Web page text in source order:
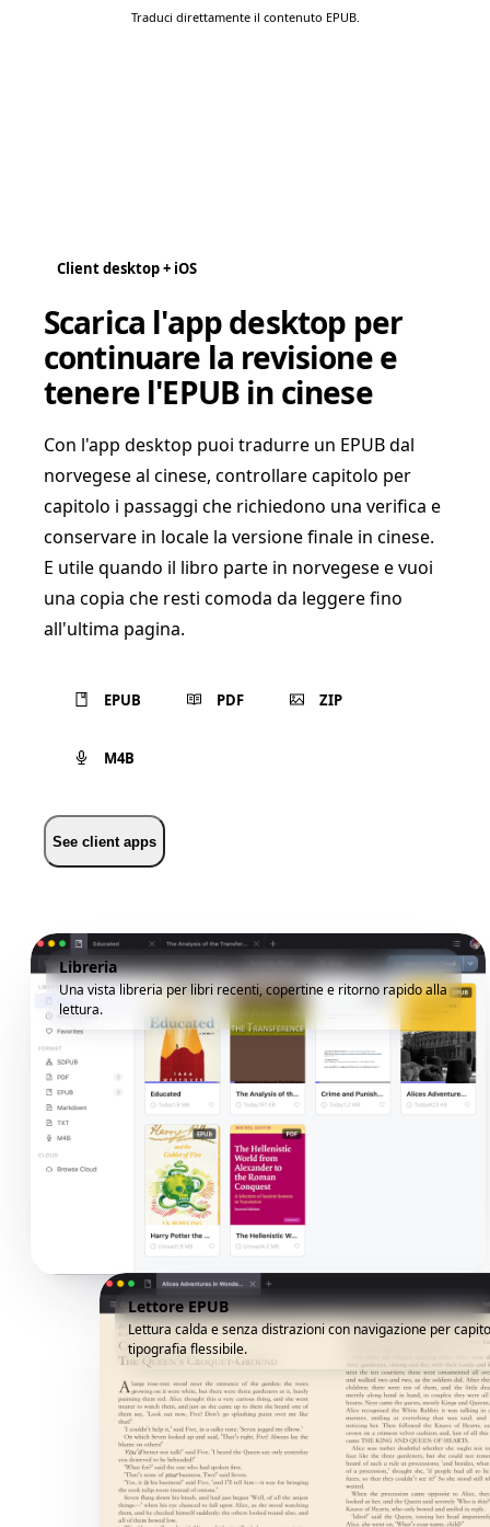
Traduci direttamente il contenuto EPUB.
Client desktop + iOS
Scarica l'app desktop per
continuare la revisione e
tenere l'EPUB in cinese
Con l'app desktop puoi tradurre un EPUB dal
norvegese al cinese, controllare capitolo per
capitolo i passaggi che richiedono una verifica e
conservare in locale la versione finale in cinese.
E utile quando il libro parte in norvegese e vuoi
una copia che resti comoda da leggere fino
all'ultima pagina.
EPUB PDF ZIP
M4B
See client apps
Libreria
Una vista libreria per libri recenti, copertine e ritorno rapido alla
lettura.
Lettore EPUB
Lettura calda e senza distrazioni con navigazione per
tipografia flessibile.